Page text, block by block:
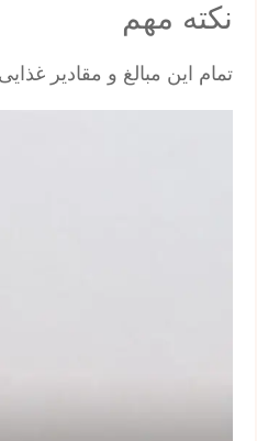
نکته مهم
تمام این مبالغ و مقادیر